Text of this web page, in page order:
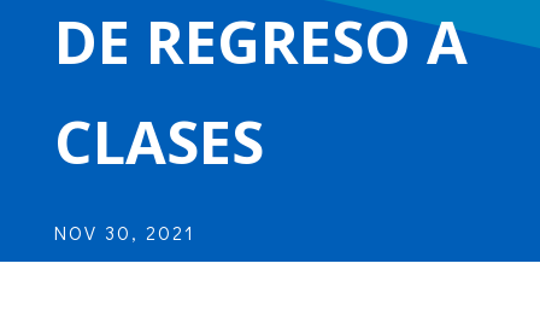
DE REGRESO A
CLASES
NOV 30, 2021